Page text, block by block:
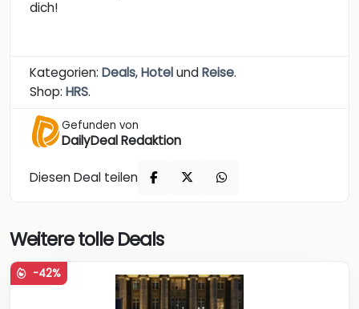
dich!
Kategorien: Deals,HotelundReise.
Shop: HRS.
Gefunden von
DailyDeal Redaktion
Diesen Deal teilen
Weitere tolle Deals
-42%